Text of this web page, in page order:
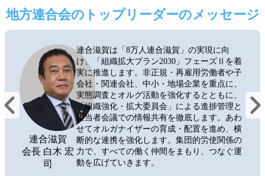
地方連合会のトップリーダーのメッセージ
連合滋賀
会長 白木 宏
司
連合滋賀は「8万人連合滋賀」の実現に向
け、「組織拡大プラン2030」フェーズⅡを着
実に推進します。非正規・再雇用労働者や子
会社・関連会社、中小・地場企業を重点に、
実態調査とオルグ活動を強化するとともに、
「組織強化・拡大委員会」による進捗管理と
担当者会議での情報共有を徹底します。あわ
せてオルガナイザーの育成・配置を進め、横
断的な連携を強化します。集団的労使関係の
力で、すべての働く仲間をまもり、つなぐ運
動を広げていきます。